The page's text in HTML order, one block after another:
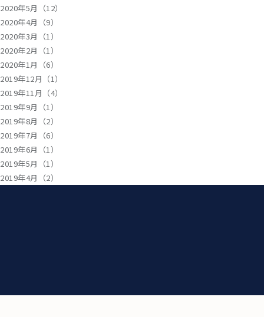
2020年5月（12）
2020年4月（9）
2020年3月（1）
2020年2月（1）
2020年1月（6）
2019年12月（1）
2019年11月（4）
2019年9月（1）
2019年8月（2）
2019年7月（6）
2019年6月（1）
2019年5月（1）
2019年4月（2）